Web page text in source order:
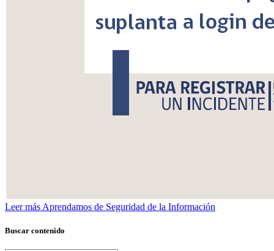
Leer más Aprendamos de Seguridad de la Información
Buscar contenido